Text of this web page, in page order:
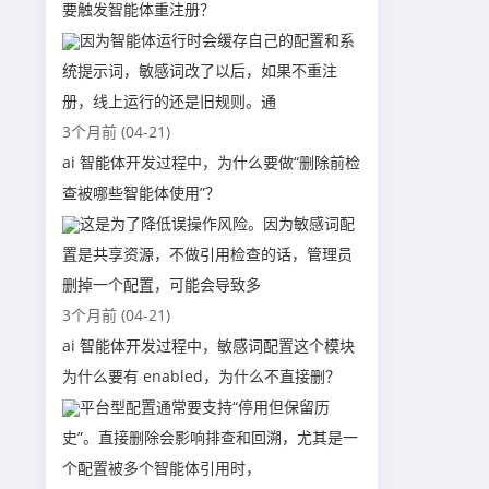
要触发智能体重注册？
因为智能体运行时会缓存自己的配置和系
统提示词，敏感词改了以后，如果不重注
册，线上运行的还是旧规则。通
3个月前 (04-21)
ai 智能体开发过程中，为什么要做“删除前检
查被哪些智能体使用”？
这是为了降低误操作风险。因为敏感词配
置是共享资源，不做引用检查的话，管理员
删掉一个配置，可能会导致多
3个月前 (04-21)
ai 智能体开发过程中，敏感词配置这个模块
为什么要有 enabled，为什么不直接删？
平台型配置通常要支持“停用但保留历
史”。直接删除会影响排查和回溯，尤其是一
个配置被多个智能体引用时，